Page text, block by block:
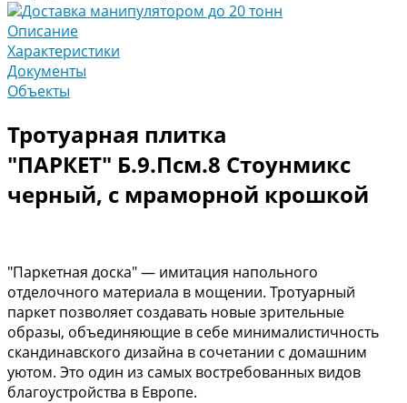
Доставка манипулятором до 20 тонн
Описание
Характеристики
Документы
Объекты
Тротуарная плитка
"ПАРКЕТ" Б.9.Псм.8 Стоунмикс
черный, с мраморной крошкой
"Паркетная доска" — имитация напольного
отделочного материала в мощении. Тротуарный
паркет позволяет создавать новые зрительные
образы, объединяющие в себе минималистичность
скандинавского дизайна в сочетании с домашним
уютом. Это один из самых востребованных видов
благоустройства в Европе.